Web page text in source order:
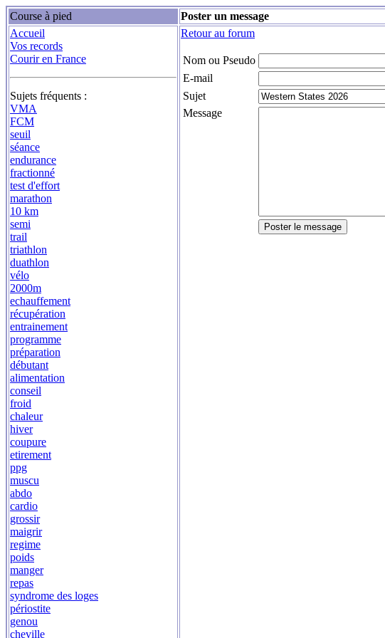
Course à pied
Poster un message
Accueil
Vos records
Courir en France
Sujets fréquents :
VMA
FCM
seuil
séance
endurance
fractionné
test d'effort
marathon
10 km
semi
trail
triathlon
duathlon
vélo
2000m
echauffement
récupération
entrainement
programme
préparation
débutant
alimentation
conseil
froid
chaleur
hiver
coupure
etirement
ppg
muscu
abdo
cardio
grossir
maigrir
regime
poids
manger
repas
syndrome des loges
périostite
genou
cheville
Retour au forum
Nom ou Pseudo
E-mail
Sujet
Message